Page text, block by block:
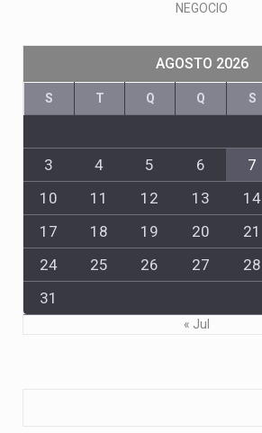
NEGOCIO
AGOSTO 2026
S T Q Q S
3
4 5 6 7
10
11 12 13 14
17
18 19 20 21
24
25 26 27 28
31
« Jul